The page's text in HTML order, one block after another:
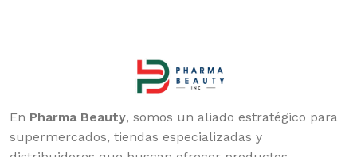
En Pharma Beauty, somos un aliado estratégico para
supermercados, tiendas especializadas y